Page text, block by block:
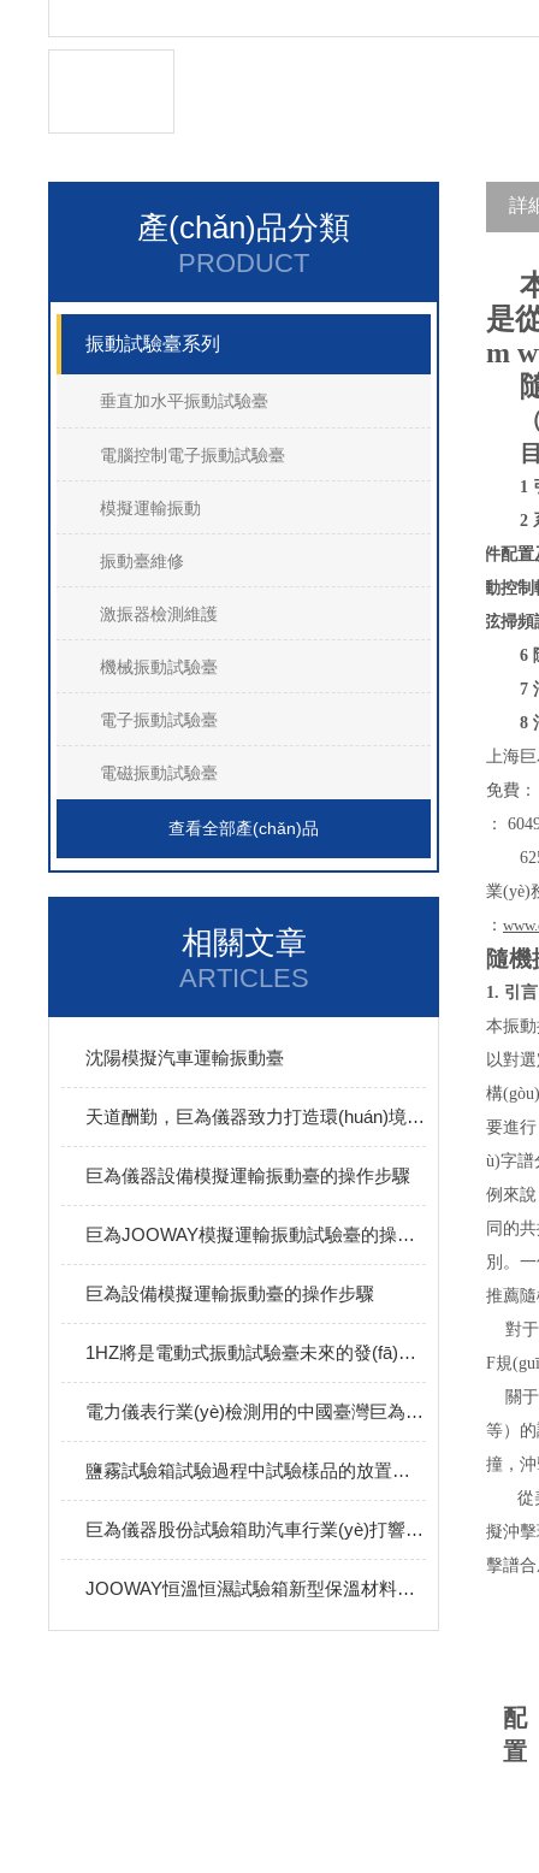
產(chǎn)品分類
PRODUCT
振動試驗臺系列
垂直加水平振動試驗臺
電腦控制電子振動試驗臺
模擬運輸振動
振動臺維修
激振器檢測維護
機械振動試驗臺
電子振動試驗臺
電磁振動試驗臺
查看全部產(chǎn)品
相關文章
ARTICLES
沈陽模擬汽車運輸振動臺
天道酬勤，巨為儀器致力打造環(huán)境試驗設備
巨為儀器設備模擬運輸振動臺的操作步驟
巨為JOOWAY模擬運輸振動試驗臺的操作步驟
巨為設備模擬運輸振動臺的操作步驟
1HZ將是電動式振動試驗臺未來的發(fā)展方向
電力儀表行業(yè)檢測用的中國臺灣巨為環(huán)境試驗設備
鹽霧試驗箱試驗過程中試驗樣品的放置方法
巨為儀器股份試驗箱助汽車行業(yè)打響技術戰(zhàn)
JOOWAY恒溫恒濕試驗箱新型保溫材料的趨勢
詳
是
m
1
2
硬件配
振動控
正弦掃
6
7
8
上海
免費：
：
業(yè)
：
隨機
1. 引言
本振
以對
構
要進
ù)字譜
例來
同的
別。
推薦
對于
F規
關于
等）
撞，
從
擬沖
擊譜
配
置